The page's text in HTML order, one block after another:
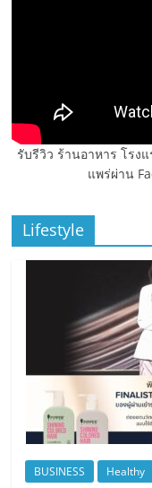
รับรีวิว ร้านอาหาร โรง
แพร่ผ่าน
Lifestyle
BUSINESS Healthy